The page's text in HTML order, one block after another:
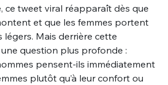
ce tweet viral réapparaît dès que
et que les femmes portent
Mais derrière cette
question plus profonde :
pensent-ils immédiatement
plutôt qu’à leur confort ou
C'EST PARTI